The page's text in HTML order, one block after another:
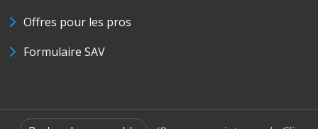
Offres pour les pros
Formulaire SAV